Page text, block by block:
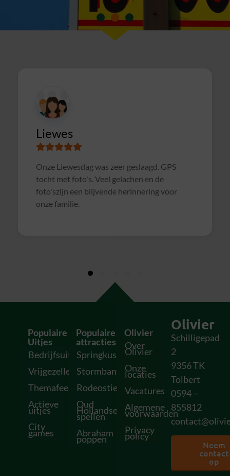
Susanne
Samen met collega's Sterrenslag gedaan.
Alles was goed geregeld, soms wat te druk op
het veld door andere groepen, waardoor het
soms wat rommelig verliep. Maar verder zeer
Populaire
Uitjes
Bedrijfsuitjes
Vrijgezellenfeesten
Themafeesten
Actieve
uitjes
City
games
Populaire
attracties
Springkussens
Stormbanen
Rodeostieren
Oud
Hollandse
spellen
Abraham
poppen
Olivier
Over
Olivier
Onze
locaties
Vacatures
Algemene
voorwaarden
Privacy
policy
Olivier
Schilligepad
2
9356 TK
Tolbert
0594 –
855812
Neem
contact
op